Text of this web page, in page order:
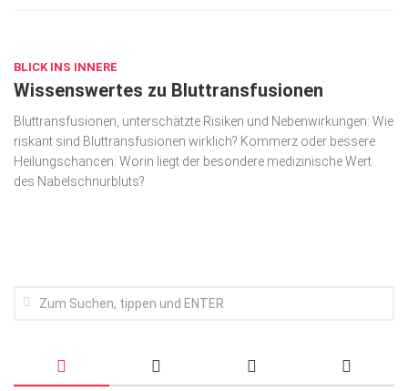
Kampf gegen Krebs
Hören
BLICK INS INNERE
Wissenswertes zu Bluttransfusionen
Bluttransfusionen, unterschätzte Risiken und Nebenwirkungen: Wie
riskant sind Bluttransfusionen wirklich? Kommerz oder bessere
Heilungschancen: Worin liegt der besondere medizinische Wert
des Nabelschnurbluts?